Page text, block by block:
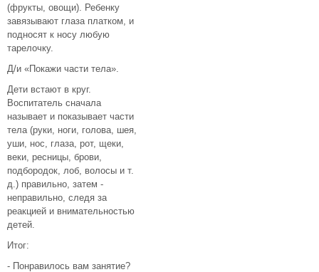
(фрукты, овощи). Ребенку
завязывают глаза платком, и
подносят к носу любую
тарелочку.
Д/и «Покажи части тела».
Дети встают в круг.
Воспитатель сначала
называет и показывает части
тела (руки, ноги, голова, шея,
уши, нос, глаза, рот, щеки,
веки, ресницы, брови,
подбородок, лоб, волосы и т.
д.) правильно, затем -
неправильно, следя за
реакцией и внимательностью
детей.
Итог:
- Понравилось вам занятие?